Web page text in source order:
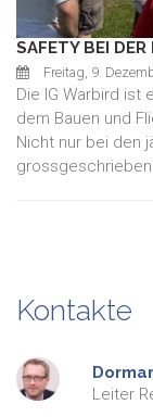
SAFETY BEI DER
Freitag, 9.
Die IG Warbird
dem Bauen und
Nicht nur bei den
Kontakte
Leiter